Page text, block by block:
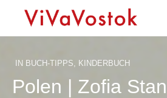
IN BUCH-TIPPS, KINDERBUCH
Polen | Zofia